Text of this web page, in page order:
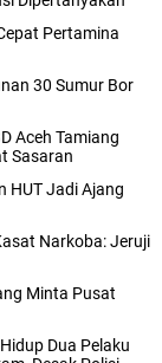
Pertamina
30 Sumur Bor
Aceh Tamiang
Sasaran
HUT Jadi Ajang
Narkoba: Jeruji
Minta Pusat
Dua Pelaku